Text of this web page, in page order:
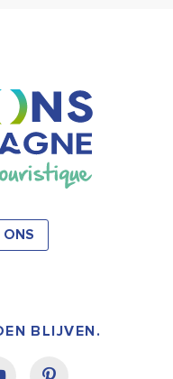
ONS
BLIJVEN.